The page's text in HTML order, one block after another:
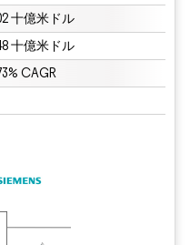
十億米ドル
十億米ドル
CAGR
CC BY 4.0の表示が必要です。